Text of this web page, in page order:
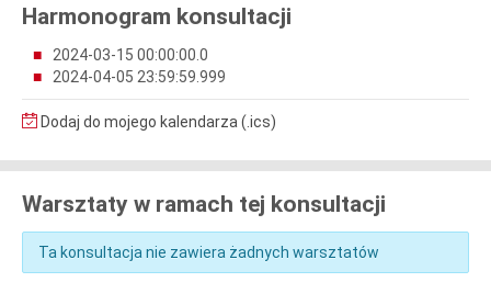
Harmonogram konsultacji
2024-03-15 00:00:00.0
2024-04-05 23:59:59.999
Dodaj do mojego kalendarza (.ics)
Warsztaty w ramach tej konsultacji
Ta konsultacja nie zawiera żadnych warsztatów